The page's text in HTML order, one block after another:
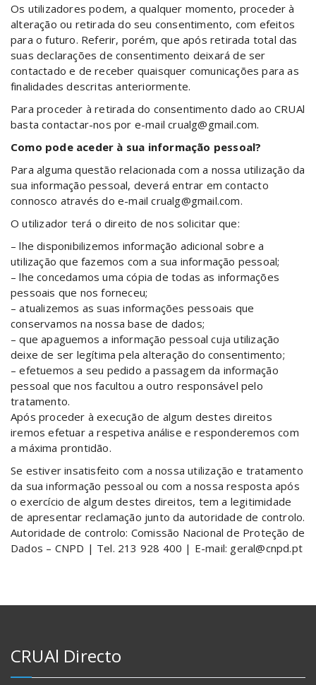
Os utilizadores podem, a qualquer momento, proceder à
alteração ou retirada do seu consentimento, com efeitos
para o futuro. Referir, porém, que após retirada total das
suas declarações de consentimento deixará de ser
contactado e de receber quaisquer comunicações para as
finalidades descritas anteriormente.
Para proceder à retirada do consentimento dado ao CRUAl
basta contactar-nos por e-mail crualg@gmail.com.
Como pode aceder à sua informação pessoal?
Para alguma questão relacionada com a nossa utilização da
sua informação pessoal, deverá entrar em contacto
connosco através do e-mail crualg@gmail.com.
O utilizador terá o direito de nos solicitar que:
– lhe disponibilizemos informação adicional sobre a
utilização que fazemos com a sua informação pessoal;
– lhe concedamos uma cópia de todas as informações
pessoais que nos forneceu;
– atualizemos as suas informações pessoais que
conservamos na nossa base de dados;
– que apaguemos a informação pessoal cuja utilização
deixe de ser legítima pela alteração do consentimento;
– efetuemos a seu pedido a passagem da informação
pessoal que nos facultou a outro responsável pelo
tratamento.
Após proceder à execução de algum destes direitos
iremos efetuar a respetiva análise e responderemos com
a máxima prontidão.
Se estiver insatisfeito com a nossa utilização e tratamento
da sua informação pessoal ou com a nossa resposta após
o exercício de algum destes direitos, tem a legitimidade
de apresentar reclamação junto da autoridade de controlo.
Autoridade de controlo: Comissão Nacional de Proteção de
Dados – CNPD | Tel. 213 928 400 | E-mail: geral@cnpd.pt
CRUAl Directo